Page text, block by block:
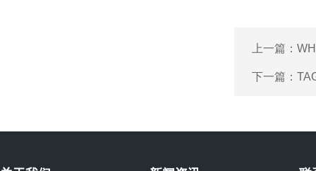
上一篇：
下一篇：